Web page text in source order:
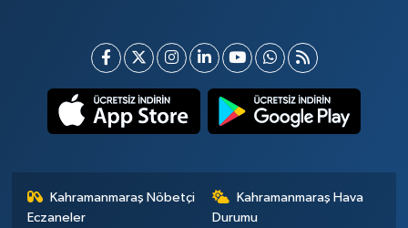
Kahramanmaraş Nöbetçi
Eczaneler
Kahramanmaraş Hava
Durumu